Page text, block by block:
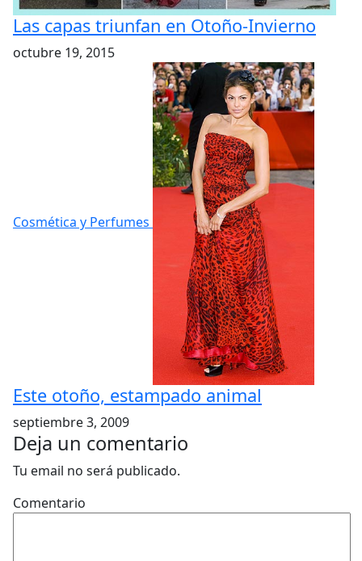
Las capas triunfan en Otoño-Invierno
octubre 19, 2015
Cosmética y Perfumes
Este otoño, estampado animal
septiembre 3, 2009
Deja un comentario
Tu email no será publicado.
Comentario